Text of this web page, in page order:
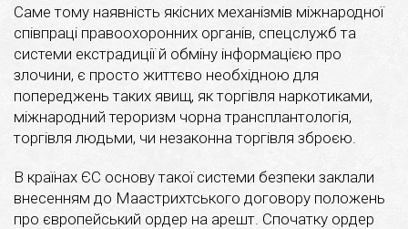
Саме тому наявність якісних механізмів міжнародної
співпраці правоохоронних органів, спецслужб та
системи екстрадиції й обміну інформацією про
злочини, є просто життєво необхідною для
попереджень таких явищ, як торгівля наркотиками,
міжнародний тероризм чорна трансплантологія,
торгівля людьми, чи незаконна торгівля зброєю.
В країнах ЄС основу такої системи безпеки заклали
внесенням до Маастрихтського договору положень
про європейський ордер на арешт. Спочатку ордер